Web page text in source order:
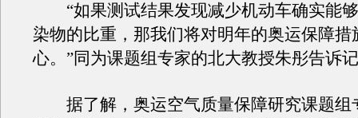
“如果测试结果发现减少机动车确实能
染物的比重，那我们将对明年的奥运保障措
心。”同为课题组专家的北大教授朱彤告诉
据了解，奥运空气质量保障研究课题组